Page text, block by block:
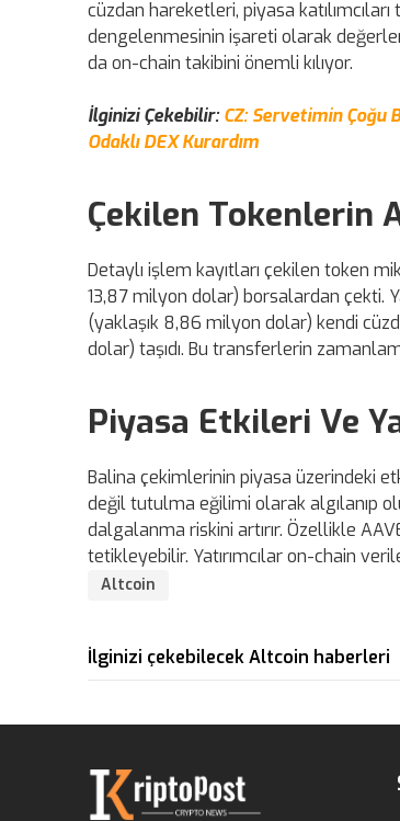
cüzdan hareketleri, piyasa
dengelenmesinin işareti olarak
da on-chain takibini önemli kılıyor.
İlginizi Çekebilir:CZ: Servetimin Çoğu
Odaklı DEX Kurardım
Çekilen Tokenlerin
Detaylı işlem kayıtları çekilen token
13,87 milyon dolar) borsalardan çekti.
(yaklaşık 8,86 milyon dolar) kendi
dolar) taşıdı. Bu transferlerin
Piyasa Etkileri Ve
Balina çekimlerinin piyasa üzerindeki
değil tutulma eğilimi olarak algılanıp
dalgalanma riskini artırır. Özellikle
tetikleyebilir. Yatırımcılar on-chain
Altcoin
İlginizi çekebilecek Altcoin haberleri